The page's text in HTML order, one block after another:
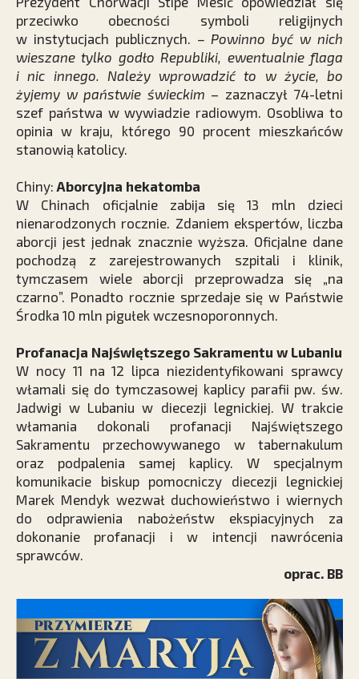
przeciwko obecności symboli religijnych
w instytucjach publicznych. – Powinno być w nich
wieszane tylko godło Republiki, ewentualnie flaga
i nic innego. Należy wprowadzić to w życie, bo
żyjemy w państwie świeckim – zaznaczył 74-letni
szef państwa w wywiadzie radiowym. Osobliwa to
opinia w kraju, którego 90 procent mieszkańców
stanowią katolicy.
Chiny: Aborcyjna hekatomba
W Chinach oficjalnie zabija się 13 mln dzieci
nienarodzonych rocznie. Zdaniem ekspertów, liczba
aborcji jest jednak znacznie wyższa. Oficjalne dane
pochodzą z zarejestrowanych szpitali i klinik,
tymczasem wiele aborcji przeprowadza się „na
czarno”. Ponadto rocznie sprzedaje się w Państwie
Środka 10 mln pigułek wczesnoporonnych.
Profanacja Najświętszego Sakramentu w Lubaniu
W nocy 11 na 12 lipca niezidentyfikowani sprawcy
włamali się do tymczasowej kaplicy parafii pw. św.
Jadwigi w Lubaniu w diecezji legnickiej. W trakcie
włamania dokonali profanacji Najświętszego
Sakramentu przechowywanego w tabernakulum
oraz podpalenia samej kaplicy. W specjalnym
komunikacie biskup pomocniczy diecezji legnickiej
Marek Mendyk wezwał duchowieństwo i wiernych
do odprawienia nabożeństw ekspiacyjnych za
dokonanie profanacji i w intencji nawrócenia
sprawców.
oprac. BB